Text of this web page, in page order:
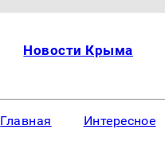
Новости Крыма
Главная Интересное